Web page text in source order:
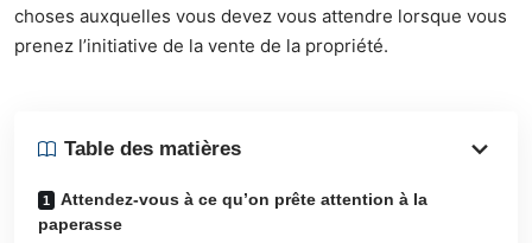
choses auxquelles vous devez vous attendre lorsque vous
prenez l’initiative de la vente de la propriété.
Table des matières
Attendez-vous à ce qu’on prête attention à la
paperasse